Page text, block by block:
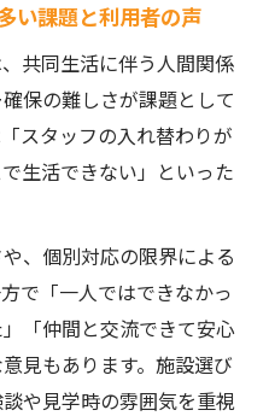
い課題と利用者の声
共同生活に伴う人間関係
保の難しさが課題として
スタッフの入れ替わりが
生活できない」といった
、個別対応の限界による
で「一人ではできなかっ
「仲間と交流できて安心
見もあります。施設選び
や見学時の雰囲気を重視